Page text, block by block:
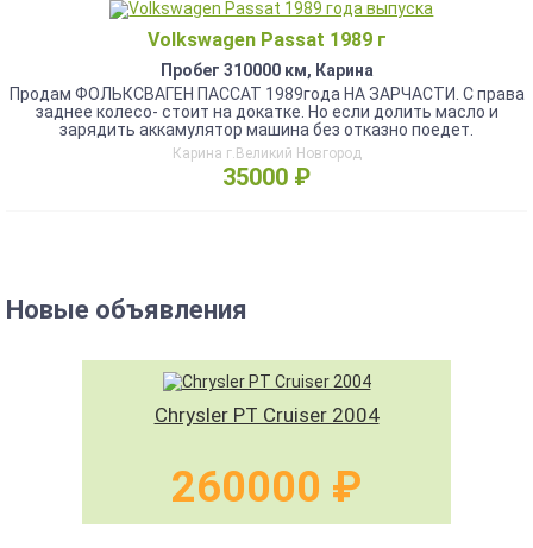
Volkswagen Passat 1989 г
Пробег 310000 км, Карина
Продам ФОЛЬКСВАГЕН ПАССАТ 1989года НА ЗАРЧАСТИ. С права
заднее колесо- стоит на докатке. Но если долить масло и
зарядить аккамулятор машина без отказно поедет.
Карина г.Великий Новгород
35000 ₽
Новые объявления
Chrysler PT Cruiser 2004
260000 ₽